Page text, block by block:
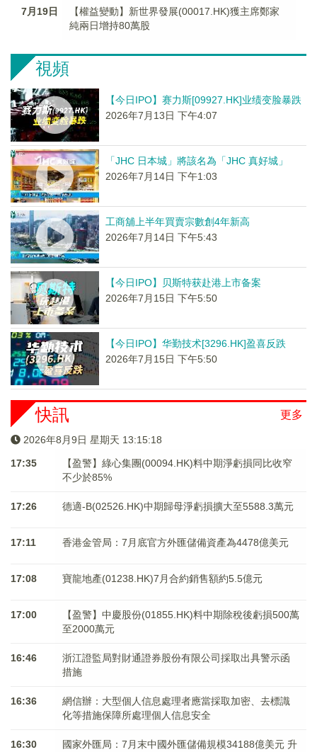
7月19日
【權益變動】新世界發展(00017.HK)獲主席鄭家
純兩日增持80萬股
視頻
【今日IPO】赛力斯[09927.HK]业绩变脸暴跌
2026年7月13日 下午4:07
「JHC 日本城」將該名為「JHC 真好城」
2026年7月14日 下午1:03
工商舖上半年買賣宗數創4年新高
2026年7月14日 下午5:43
【今日IPO】贝斯特获赴港上市备案
2026年7月15日 下午5:50
【今日IPO】华勤技术[3296.HK]盈喜反跌
2026年7月15日 下午5:50
更多
快訊
2026年8月9日 星期天 13:15:18
17:35
【盈警】綠心集團(00094.HK)料中期淨虧損同比收窄
不少於85%
17:26 德適-B(02526.HK)中期歸母淨虧損擴大至5588.3萬元
17:11 香港金管局：7月底官方外匯儲備資產為4478億美元
17:08 寶龍地產(01238.HK)7月合約銷售額約5.5億元
17:00
【盈警】中慶股份(01855.HK)料中期除稅後虧損500萬
至2000萬元
16:46
浙江證監局對財通證券股份有限公司採取出具警示函
措施
16:36
網信辦：大型個人信息處理者應當採取加密、去標識
化等措施保障所處理個人信息安全
16:30
國家外匯局：7月末中國外匯儲備規模34188億美元 升